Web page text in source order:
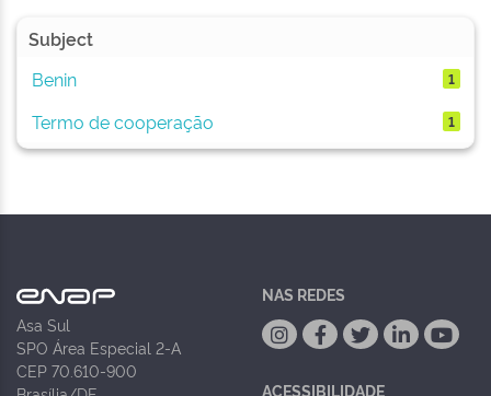
Subject
Benin
1
Termo de cooperação 1
Asa Sul
SPO Área Especial 2-A
CEP 70.610-900
NAS REDES
ACESSIBILIDADE